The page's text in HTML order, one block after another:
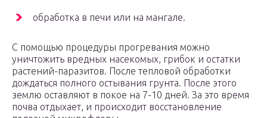
обработка в печи или на мангале.
С помощью процедуры прогревания можно
уничтожить вредных насекомых, грибок и остатки
растений-паразитов. После тепловой обработки
дождаться полного остывания грунта. После этого
землю оставляют в покое на 7-10 дней. За это время
почва отдыхает, и происходит восстановление